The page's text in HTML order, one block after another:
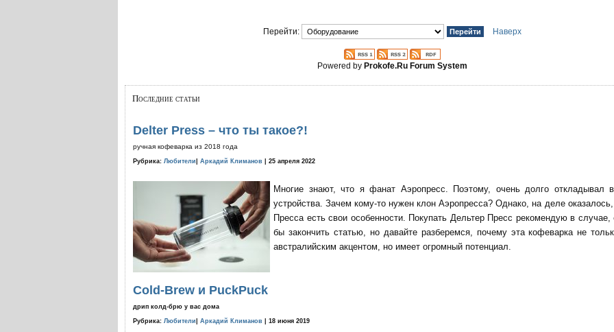
Перейти: Наверх
Powered by Prokofe.Ru Forum System
Последние статьи
Delter Press – что ты такое?!
ручная кофеварка из 2018 года
Рубрика: Любители Аркадий Климанов | 25 апреля 2022
Многие знают, что я фанат Аэропресс. Поэтому, очень долго откладывал
устройства. Зачем кому-то нужен клон Аэропресса? Однако, на деле
Пресса есть свои особенности. Покупать Дельтер Пресс рекомендую в
бы закончить статью, но давайте разберемся, почему эта кофеварка не
австралийским акцентом, но имеет огромный потенциал.
Cold-Brew и PuckPuck
дрип колд-брю у вас дома
Рубрика: Любители Аркадий Климанов | 18 июня 2019